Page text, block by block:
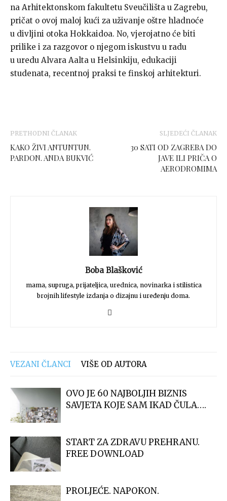
na Arhitektonskom fakultetu Sveučilišta u Zagrebu,
pričat o ovoj maloj kući za uživanje oštre hladnoće
u divljini otoka Hokkaidoa. No, vjerojatno će biti
prilike i za razgovor o njegom iskustvu u radu
u uredu Alvara Aalta u Helsinkiju, edukaciji
studenata, recentnoj praksi te finskoj arhitekturi.
PRETHODNI ČLANAK
KAKO ŽIVI ANTUNTUN.
PARDON. ANDA BUKVIĆ
SLJEDEĆI ČLANAK
30 SATI OD ZAGREBA DO
JAVE ILI PRIČA O
AERODROMIMA
Boba Blašković
mama, supruga, prijateljica, urednica, novinarka i stilistica
brojnih lifestyle izdanja o dizajnu i uređenju doma.
VEZANI ČLANCI VIŠE OD AUTORA
OVO JE 60 NAJBOLJIH BIZNIS
SAVJETA KOJE SAM IKAD ČULA….
START ZA ZDRAVU PREHRANU.
FREE DOWNLOAD
PROLJEĆE. NAPOKON.